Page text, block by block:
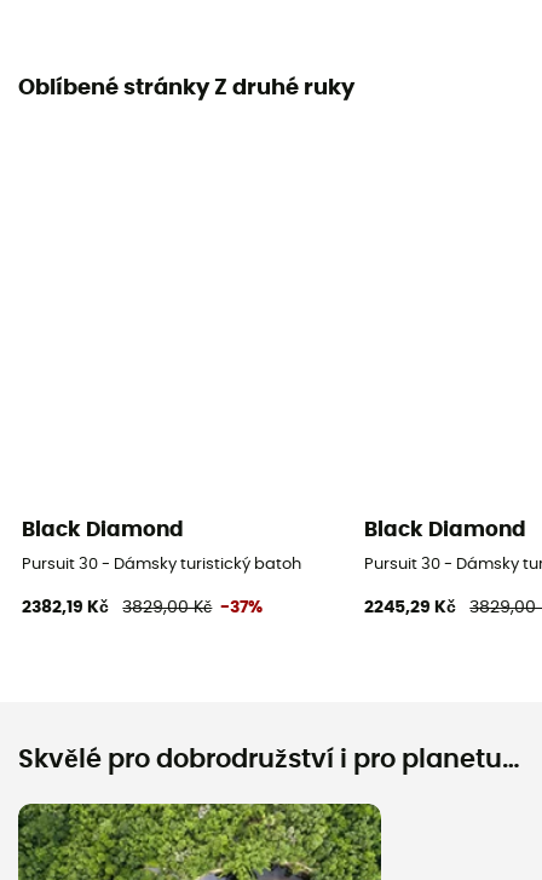
Oblíbené stránky Z druhé ruky
Black Diamond
Pursuit 30 - Dámsky turistický batoh
2382,19 Kč 3829,00 Kč -37%
Black Diamond
Pursuit 30 - Dámsky
2245,29 Kč 3829,00
Skvělé pro dobrodružství i pro planetu…